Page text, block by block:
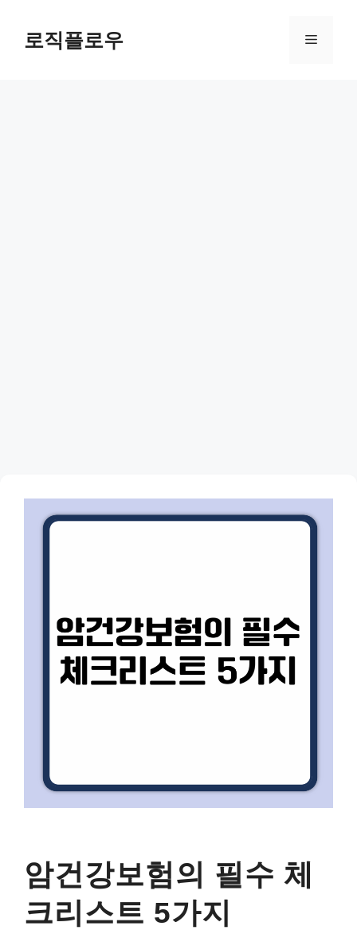
content로직플로우 Menu
암건강보험의 필수 체
크리스트 5가지